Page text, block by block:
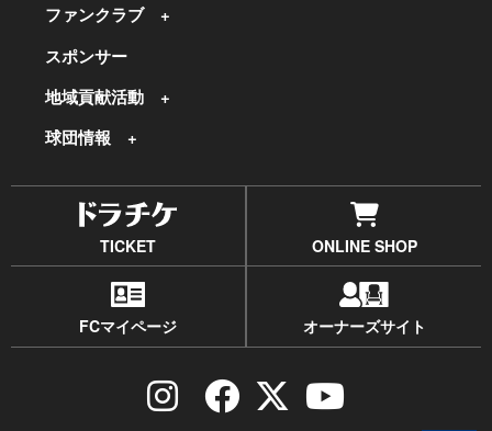
ファンクラブ
スポンサー
地域貢献活動
球団情報
TICKET ONLINE SHOP
FCマイページ オーナーズサイト